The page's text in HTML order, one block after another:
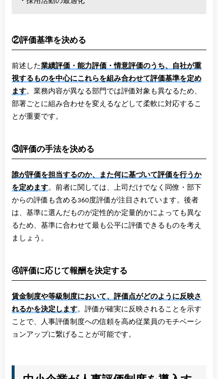
②評価基準を決める
前述した業績評価・能力評価・情意評価のうち、自社が重
視するものを中心にこれらを組み合わせて評価基準を定め
ます。業務内容が異なる部門では評価対象も異なるため、
部署ごとに組み合わせを変えるなどして柔軟に対応するこ
とが重要です。
③評価の手法を決める
誰が評価を担当するのか、また何に基づいて評価を行うか
を定めます。前者に関しては、上司だけでなく同僚・部下
からの評価も含める360度評価が注目されています。後者
は、基準に選んだものが定性的か定量的かによっても異な
るため、基準に合わせて最も公平に評価できるものを考え
ましょう。
④評価に応じて報酬を決定する
賃金制度や等級制度において、評価点がどのように反映さ
れるかを決定します。評価が確実に反映されることを示す
ことで、人事評価制度への信頼を高め従業員のモチベーシ
ョンアップに繋げることが可能です。